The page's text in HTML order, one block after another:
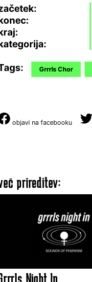
Grrrls Chor
objavi na facebooku
prireditev:
Night In